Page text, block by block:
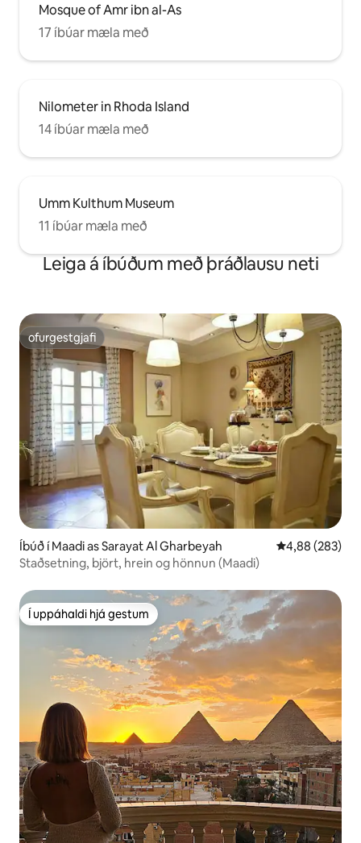
Mosque of Amr ibn al-As
17 íbúar mæla með
Nilometer in Rhoda Island
14 íbúar mæla með
Umm Kulthum Museum
11 íbúar mæla með
Leiga á íbúðum með þráðlausu neti
ofurgestgjafi
ofurgestgjafi
Íbúð í Maadi as Sarayat Al Gharbeyah 4,88 af 5 í
4,88 (283)
Staðsetning, björt, hrein og hönnun (Maadi)
Í uppáhaldi hjá gestum
Í uppáhaldi hjá gestum